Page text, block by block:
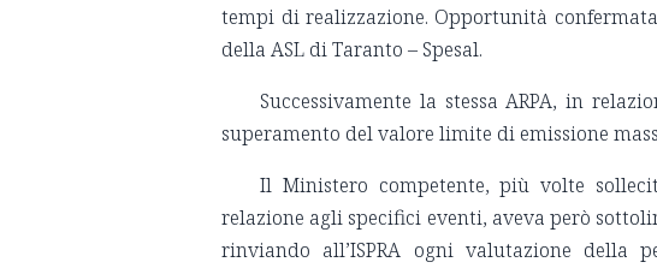
tempi di realizzazione. Opportunità
della ASL di Taranto – Spesal.
Successivamente la stessa ARPA, in
superamento del valore limite di emissione
Il Ministero competente, più volte
relazione agli specifici eventi, aveva però
rinviando all’ISPRA ogni valutazione della